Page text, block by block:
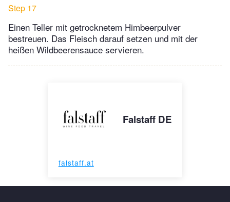
Step 17
Einen Teller mit getrocknetem Himbeerpulver
bestreuen. Das Fleisch darauf setzen und mit der
heißen Wildbeerensauce servieren.
Falstaff DE
falstaff.at